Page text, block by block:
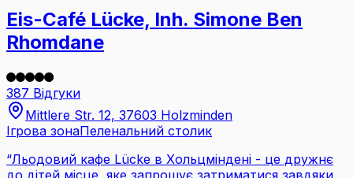
Eis-Café Lücke, Inh. Simone Ben
Rhomdane
387 Відгуки
Mittlere Str. 12, 37603 Holzminden
Ігрова зонаПеленальний столик
“Льодовий кафе Lücke в Хольцміндені - це дружнє
до дітей місце, яке запрошує затриматися завдяки